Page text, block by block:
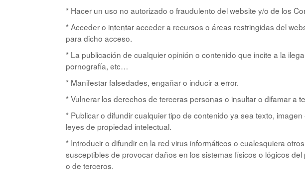
* Hacer un uso no autorizado o fraudulento del website y/o de los
* Acceder o intentar acceder a recursos o áreas restringidas del
para dicho acceso.
* La publicación de cualquier opinión o contenido que incite a la
pornografía, etc…
* Manifestar falsedades, engañar o inducir a error.
* Vulnerar los derechos de terceras personas o insultar o difamar a
* Publicar o difundir cualquier tipo de contenido ya sea texto,
leyes de propiedad intelectual.
* Introducir o difundir en la red virus informáticos o cualesquiera
susceptibles de provocar daños en los sistemas físicos o lógicos
o de terceros.